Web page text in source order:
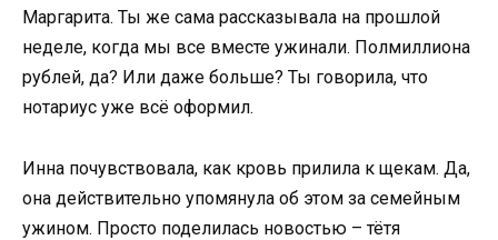
Маргарита. Ты же сама рассказывала на прошлой
неделе, когда мы все вместе ужинали. Полмиллиона
рублей, да? Или даже больше? Ты говорила, что
нотариус уже всё оформил.
Инна почувствовала, как кровь прилила к щекам. Да,
она действительно упомянула об этом за семейным
ужином. Просто поделилась новостью – тётя